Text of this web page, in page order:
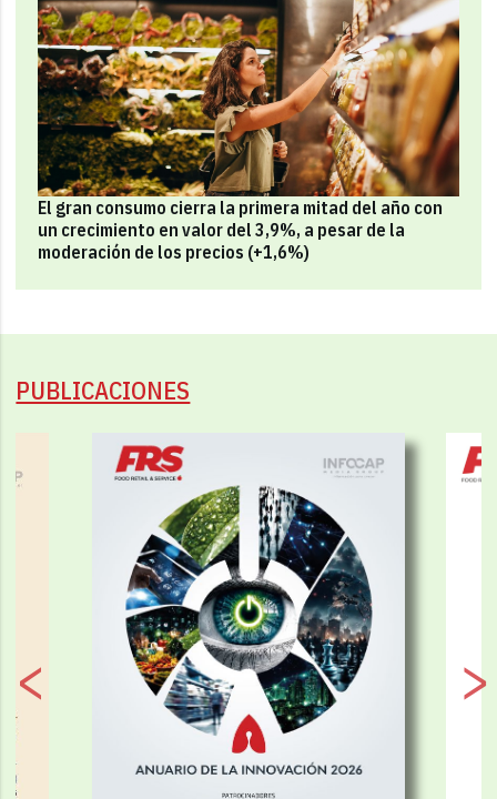
El gran consumo cierra la primera mitad del año con
un crecimiento en valor del 3,9%, a pesar de la
moderación de los precios (+1,6%)
PUBLICACIONES